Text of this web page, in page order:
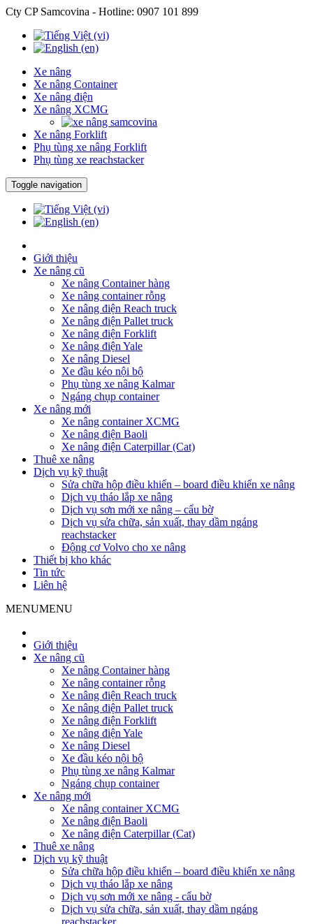
Cty CP Samcovina - Hotline: 0907 101 899
Xe nâng
Xe nâng Container
Xe nâng điện
Xe nâng XCMG
Xe nâng Forklift
Phụ tùng xe nâng Forklift
Phụ tùng xe reachstacker
Toggle navigation
Giới thiệu
Xe nâng cũ
Xe nâng Container hàng
Xe nâng container rỗng
Xe nâng điện Reach truck
Xe nâng điện Pallet truck
Xe nâng điện Forklift
Xe nâng điện Yale
Xe nâng Diesel
Xe đầu kéo nội bộ
Phụ tùng xe nâng Kalmar
Ngáng chụp container
Xe nâng mới
Xe nâng container XCMG
Xe nâng điện Baoli
Xe nâng điện Caterpillar (Cat)
Thuê xe nâng
Dịch vụ kỹ thuật
Sửa chữa hộp điều khiển – board điều khiển xe nâng
Dịch vụ tháo lắp xe nâng
Dịch vụ sơn mới xe nâng – cẩu bờ
Dịch vụ sửa chữa, sản xuất, thay dầm ngáng
reachstacker
Động cơ Volvo cho xe nâng
Thiết bị kho khác
Tin tức
Liên hệ
MENUMENU
Giới thiệu
Xe nâng cũ
Xe nâng Container hàng
Xe nâng container rỗng
Xe nâng điện Reach truck
Xe nâng điện Pallet truck
Xe nâng điện Forklift
Xe nâng điện Yale
Xe nâng Diesel
Xe đầu kéo nội bộ
Phụ tùng xe nâng Kalmar
Ngáng chụp container
Xe nâng mới
Xe nâng container XCMG
Xe nâng điện Baoli
Xe nâng điện Caterpillar (Cat)
Thuê xe nâng
Dịch vụ kỹ thuật
Sửa chữa hộp điều khiển – board điều khiển xe nâng
Dịch vụ tháo lắp xe nâng
Dịch vụ sơn mới xe nâng - cẩu bờ
Dịch vụ sửa chữa, sản xuất, thay dầm ngáng
reachstacker